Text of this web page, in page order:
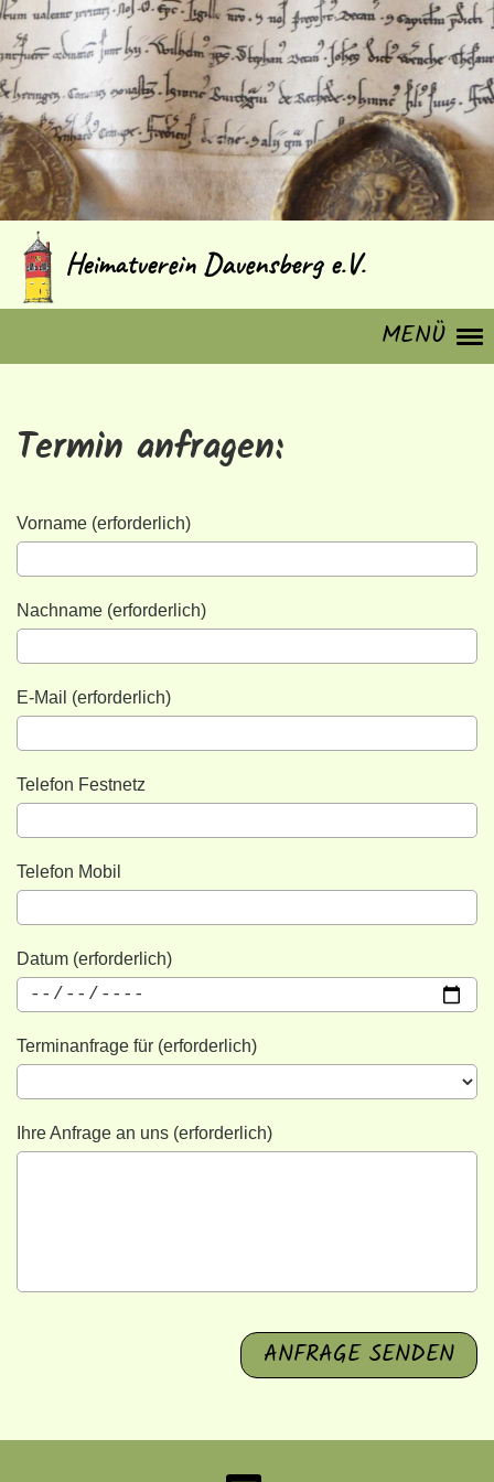
Heimatverein Davensberg e.V.
MENÜ
Termin anfragen:
Vorname (erforderlich)
Nachname (erforderlich)
E-Mail (erforderlich)
Telefon Festnetz
Telefon Mobil
Datum (erforderlich)
Terminanfrage für (erforderlich)
Ihre Anfrage an uns (erforderlich)